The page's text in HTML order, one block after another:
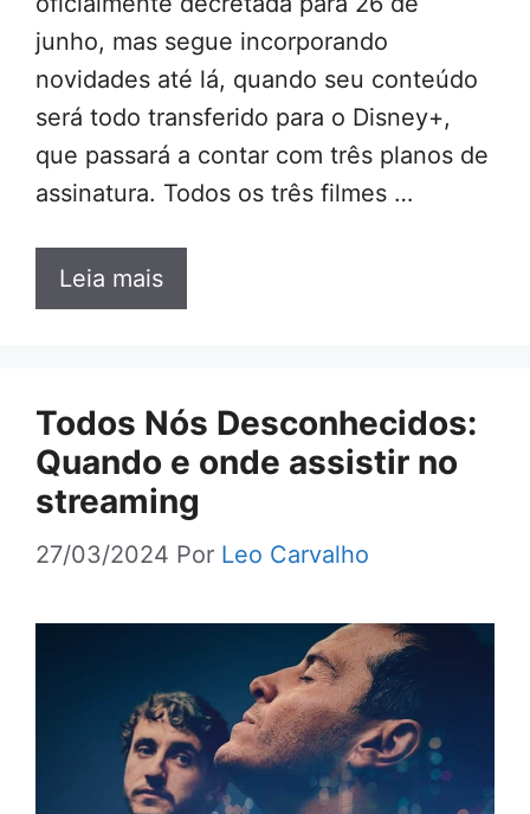
junho, mas segue incorporando
novidades até lá, quando seu conteúdo
será todo transferido para o Disney+,
que passará a contar com três planos de
assinatura. Todos os três filmes …
Leia mais
Todos Nós Desconhecidos:
Quando e onde assistir no
streaming
27/03/2024 Por Leo Carvalho